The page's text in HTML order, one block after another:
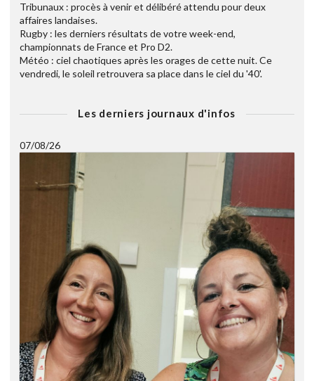
Tribunaux : procès à venir et délibéré attendu pour deux
affaires landaises.
Rugby : les derniers résultats de votre week-end,
championnats de France et Pro D2.
Météo : ciel chaotiques après les orages de cette nuit. Ce
vendredi, le soleil retrouvera sa place dans le ciel du '40'.
Les derniers journaux d'infos
07/08/26